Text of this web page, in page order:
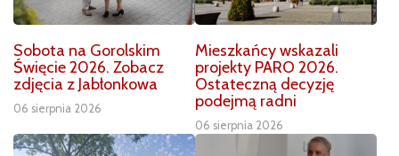
Sobota na Gorolskim
Święcie 2026. Zobacz
zdjęcia z Jabłonkowa
06 sierpnia 2026
Mieszkańcy wskazali
projekty PARO 2026.
Ostateczną decyzję
podejmą radni
06 sierpnia 2026